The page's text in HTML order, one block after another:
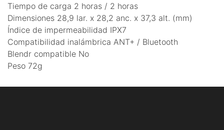
Tiempo de carga 2 horas / 2 horas
Dimensiones 28,9 lar. x 28,2 anc. x 37,3 alt. (mm)
Índice de impermeabilidad IPX7
Compatibilidad inalámbrica ANT+ / Bluetooth
Blendr compatible No
Peso 72g